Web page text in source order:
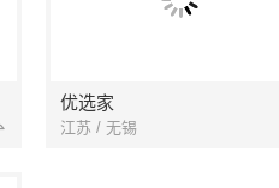
优选家
江苏 / 无锡